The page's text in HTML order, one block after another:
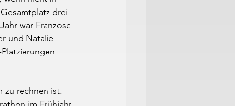
drei
war Franzose
und Natalie
zu rechnen ist.